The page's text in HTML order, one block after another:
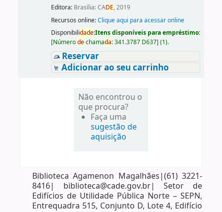
Editora: Brasília: CADE, 2019
Recursos online:Clique aqui para acessar online
Disponibilidade:Itens disponíveis para empréstimo:
[Númerodechamada:341.3787 D637] (1).
Reservar
Adicionar ao seu carrinho
Não encontrou o
que procura?
Faça uma
sugestão de
aquisição
Biblioteca Agamenon Magalhães|(61) 3221-
8416| biblioteca@cade.gov.br| Setor de
Edifícios de Utilidade Pública Norte – SEPN,
Entrequadra 515, Conjunto D, Lote 4, Edifício